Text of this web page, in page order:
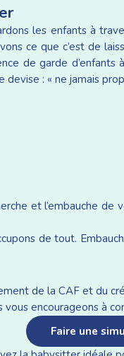
les enfants à
ce que c’est de
de garde
: « ne jamais
et l’embauche
de tout.
de la CAF et du
encourageons à
Faire une